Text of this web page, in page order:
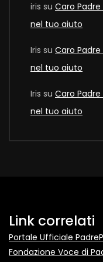
iris su Caro
nel tuo aiuto
Iris su Caro
nel tuo aiuto
Iris su Caro
nel tuo aiuto
Link correlati
Portale Ufficiale
Fondazione Voce di